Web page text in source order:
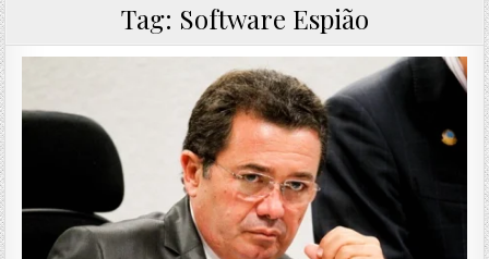
Tag: Software Espião